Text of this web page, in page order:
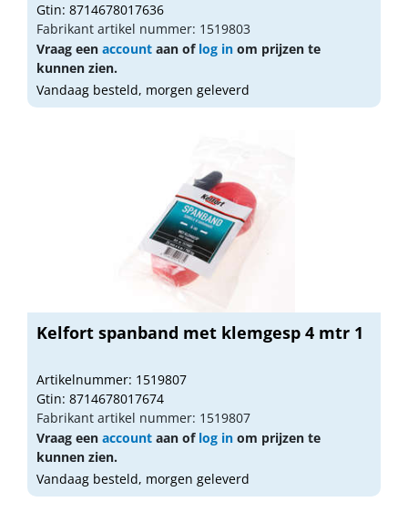
Gtin: 8714678017636
Fabrikant artikel nummer: 1519803
Vraag een account aan of log in om prijzen te
kunnen zien.
Vandaag besteld, morgen geleverd
Kelfort spanband met klemgesp 4 mtr 1
Artikelnummer: 1519807
Gtin: 8714678017674
Fabrikant artikel nummer: 1519807
Vraag een account aan of log in om prijzen te
kunnen zien.
Vandaag besteld, morgen geleverd